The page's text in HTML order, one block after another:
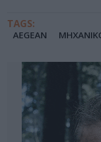
TAGS:
AEGEAN